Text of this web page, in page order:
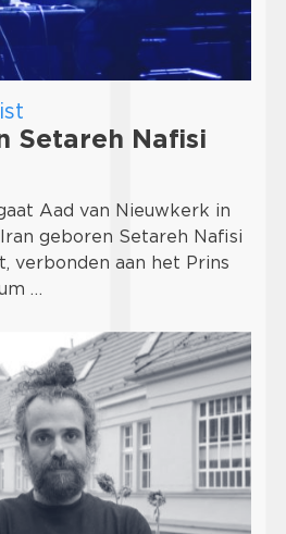
Setareh Nafisi
Aad van Nieuwkerk in
geboren Setareh Nafisi
verbonden aan het Prins
…